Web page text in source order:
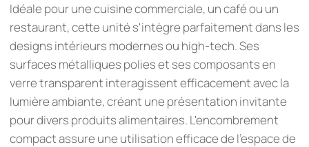
Idéale pour une cuisine commerciale, un café ou un
restaurant, cette unité s'intègre parfaitement dans les
designs intérieurs modernes ou high-tech. Ses
surfaces métalliques polies et ses composants en
verre transparent interagissent efficacement avec la
lumière ambiante, créant une présentation invitante
pour divers produits alimentaires. L'encombrement
compact assure une utilisation efficace de l'espace de